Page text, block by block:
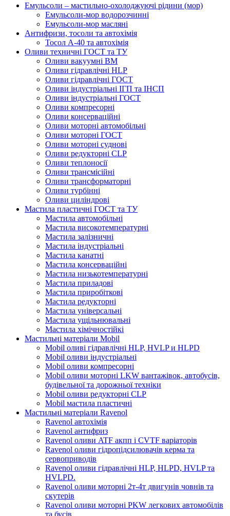
Емульсоли – мастильно-охолоджуючі рідини (мор)
Емульсоли-мор водорозчинні
Емульсоли-мор масляні
Антифризи, тосоли та автохімія
Тосол А-40 та автохімія
Оливи техничні ГОСТ та ТУ
Оливи вакуумні ВМ
Оливи гідравлічні HLP
Оливи гідравлічні ГОСТ
Оливи індустріальні ІГП та ІНСП
Оливи індустріальні ГОСТ
Оливи компресорні
Оливи консерваційні
Оливи моторні автомобільні
Оливи моторні ГОСТ
Оливи моторні суднові
Оливи редукторні CLP
Оливи теплоносії
Оливи трансмісійні
Оливи трансформаторні
Оливи турбінні
Оливи циліндрові
Мастила пластичні ГОСТ та ТУ
Мастила автомобільні
Мастила високотемпературні
Мастила залізничні
Мастила індустріальні
Мастила канатні
Мастила консерваційні
Мастила низькотемпературні
Мастила приладові
Мастила приробіткові
Мастила редукторні
Мастила універсальні
Мастила ущільнювальні
Мастила хімічностійкі
Мастильні матеріали Mobil
Mobil оливі гідравлічні HLP, HVLP и HLPD
Mobil оливи індустріальні
Mobil оливи компресорні
Mobil оливи моторні LKW вантажівок, автобусів,
будівельної та дорожньої техніки
Mobil оливи редукторні CLP
Mobil мастила пластичні
Мастильні матеріали Ravenol
Ravenol автохімія
Ravenol антифриз
Ravenol оливи ATF акпп і CVTF варіаторів
Ravenol оливи гідропідсилювачів керма та
сервоприводів
Ravenol оливи гідравлічні HLP, HLPD, HVLP та
HVLPD.
Ravenol оливи моторні 2т-4т двигунів човнів та
скутерів
Ravenol оливи моторні PKW легкових автомобілів
та бусів